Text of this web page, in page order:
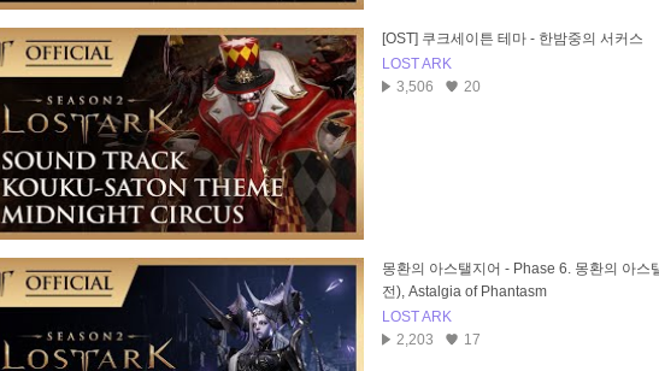
[OST] 쿠크세이튼 테마 - 한밤중의 서커스
LOST ARK
3,506
20
몽환의 아스탤지어 - Phase 6. 몽환의 아스
전), Astalgia of Phantasm
LOST ARK
2,203
17